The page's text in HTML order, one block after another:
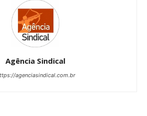
Agência Sindical
agenciasindical.com.br